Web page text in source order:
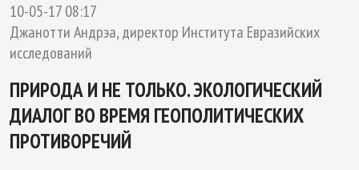
10-05-17 08:17
Джанотти Андрэа, директор Института Евразийских
исследований
ПРИРОДА И НЕ ТОЛЬКО. ЭКОЛОГИЧЕСКИЙ
ДИАЛОГ ВО ВРЕМЯ ГЕОПОЛИТИЧЕСКИХ
ПРОТИВОРЕЧИЙ